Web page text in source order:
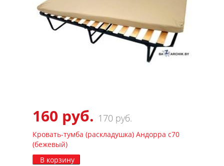
160 руб. 170 руб.
Кровать-тумба (раскладушка) Андорра с70
(бежевый)
В корзину